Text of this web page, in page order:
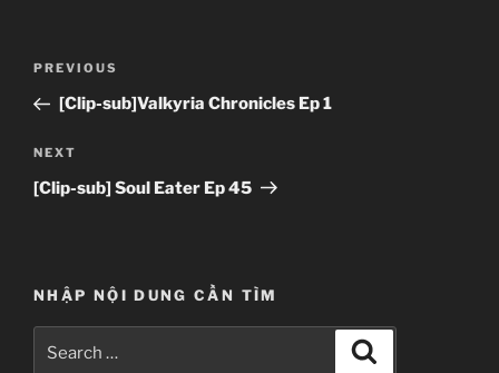
Previous
Post
PREVIOUS
[Clip-sub]Valkyria Chronicles Ep 1
Next
Post
NEXT
[Clip-sub] Soul Eater Ep 45
NHẬP NỘI DUNG CẦN TÌM